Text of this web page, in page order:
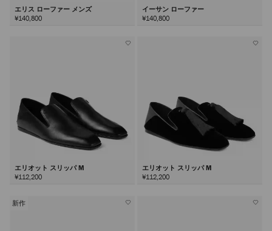
エリス ローファー メンズ
¥140,800
イーサン ローファー
¥140,800
エリオット スリッパ M
¥112,200
エリオット スリッパ M
¥112,200
新作